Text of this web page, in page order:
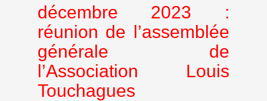
décembre 2023 :
réunion de l’assemblée
générale de
l’Association Louis
Touchagues